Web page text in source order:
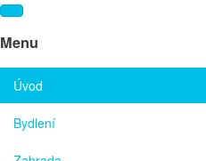
Menu
Úvod
Bydlení